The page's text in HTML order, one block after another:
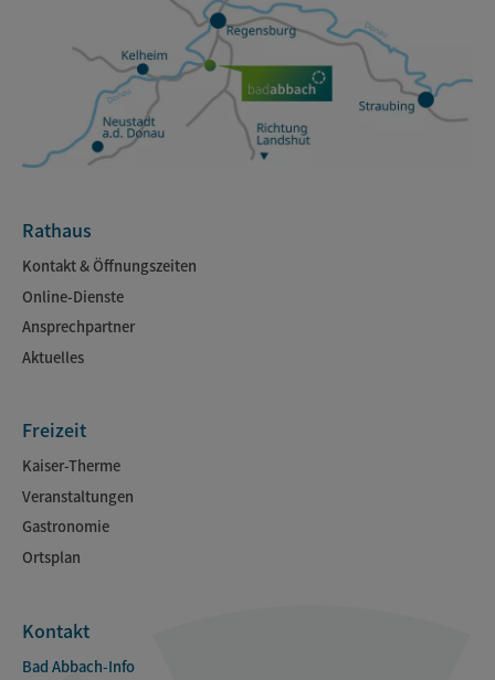
Rathaus
Kontakt & Öffnungszeiten
Online-Dienste
Ansprechpartner
Aktuelles
Freizeit
Kaiser-Therme
Veranstaltungen
Gastronomie
Ortsplan
Kontakt
Bad Abbach-Info